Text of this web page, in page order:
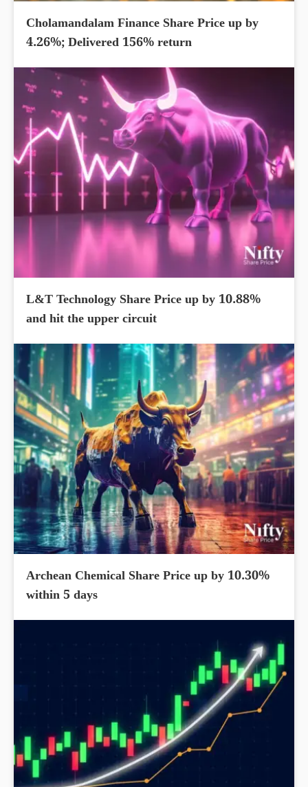
Cholamandalam Finance Share Price up by
4.26%; Delivered 156% return
L&T Technology Share Price up by 10.88%
and hit the upper circuit
Archean Chemical Share Price up by 10.30%
within 5 days